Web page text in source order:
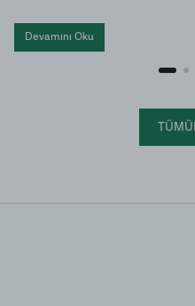
Antep sabunu olarak da bilinen
katkılardan uzak , hem cilt hem
geleneksel sabunlar arasında
Devamını Oku